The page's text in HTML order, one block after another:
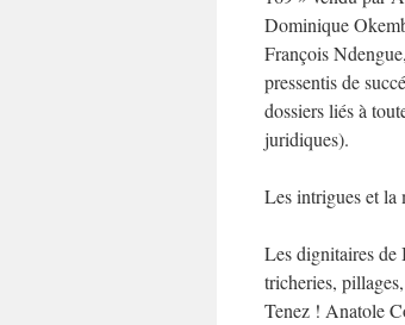
Dominique
François
pressentis de
dossiers liés à
juridiques).
Les intrigues et la
Les dignitaires de
tricheries,
Tenez ! Anatole